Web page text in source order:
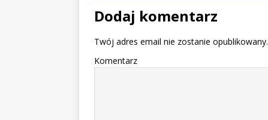
Dodaj komentarz
Twój adres email nie zostanie opublikowany.
Komentarz